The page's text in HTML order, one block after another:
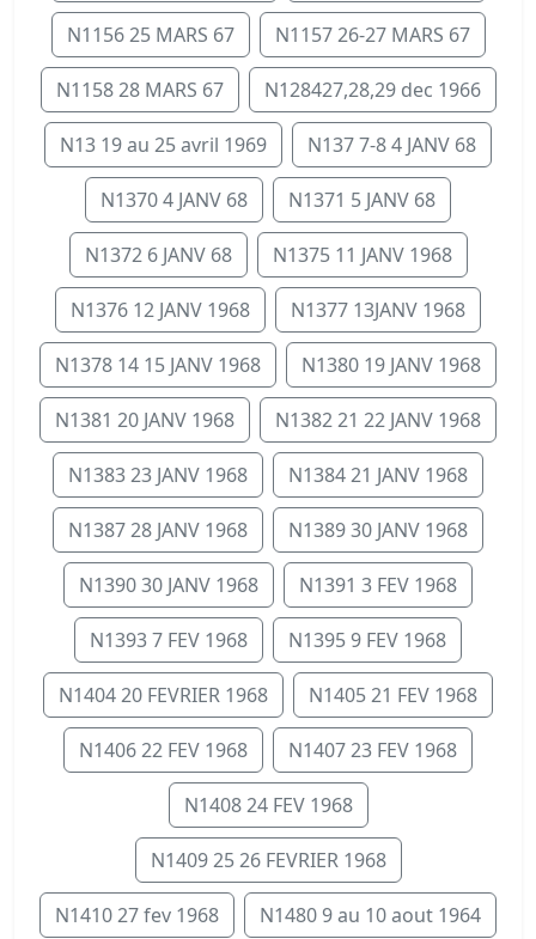
N1156 25 MARS 67 N1157 26-27 MARS 67
N1158 28 MARS 67 N128427,28,29 dec 1966
N13 19 au 25 avril 1969 N137 7-8 4 JANV 68
N1370 4 JANV 68 N1371 5 JANV 68
N1372 6 JANV 68 N1375 11 JANV 1968
N1376 12 JANV 1968 N1377 13JANV 1968
N1378 14 15 JANV 1968 N1380 19 JANV 1968
N1381 20 JANV 1968 N1382 21 22 JANV 1968
N1383 23 JANV 1968 N1384 21 JANV 1968
N1387 28 JANV 1968 N1389 30 JANV 1968
N1390 30 JANV 1968 N1391 3 FEV 1968
N1393 7 FEV 1968 N1395 9 FEV 1968
N1404 20 FEVRIER 1968 N1405 21 FEV 1968
N1406 22 FEV 1968 N1407 23 FEV 1968
N1408 24 FEV 1968
N1409 25 26 FEVRIER 1968
N1410 27 fev 1968 N1480 9 au 10 aout 1964